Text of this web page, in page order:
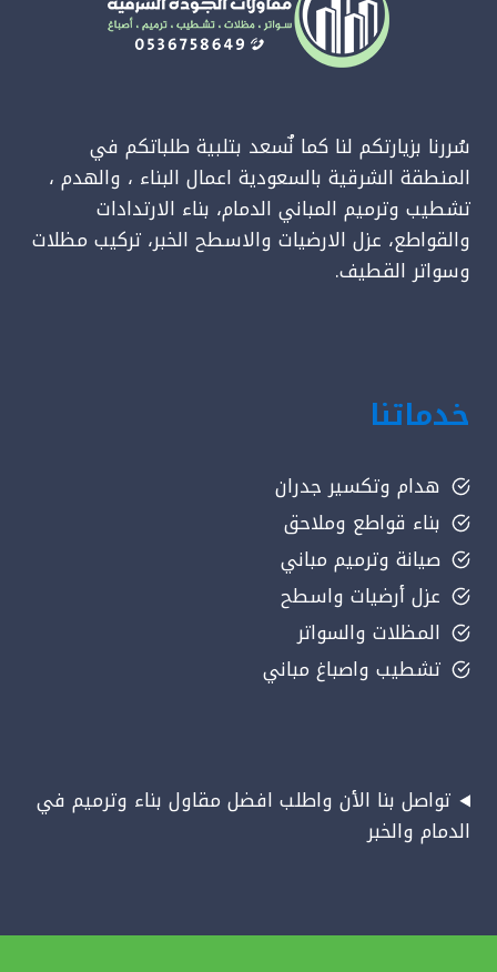
سُررنا بزيارتكم لنا كما نٌسعد بتلبية طلباتكم في
المنطقة الشرقية بالسعودية اعمال البناء ، والهدم ،
تشطيب وترميم المباني الدمام، بناء الارتدادات
والقواطع، عزل الارضيات والاسطح الخبر، تركيب مظلات
وسواتر القطيف.
خدماتنا
هدام وتكسير جدران
بناء قواطع وملاحق
صيانة وترميم مباني
عزل أرضيات واسطح
المظلات والسواتر
تشطيب واصباغ مباني
تواصل بنا الأن واطلب افضل مقاول بناء وترميم في
الدمام والخبر